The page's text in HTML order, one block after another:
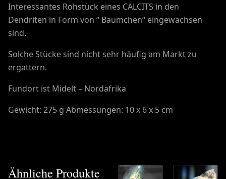
Interessantes Rohstück eines CALCITS in den
Dendriten in Form von “ Bäumchen“ eingewachsen
sind.
Solche Stücke sind nicht sehr häufig am Markt zu
ergattern.
Fundort ist Midelt – Nordafrika
Gewicht: 275 g Abmessungen: 10 x 6 x 5 cm
Ähnliche Produkte